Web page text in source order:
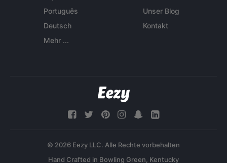
Português
Deutsch
Mehr ...
Unser Blog
Kontakt
© 2026 Eezy LLC. Alle Rechte vorbehalten